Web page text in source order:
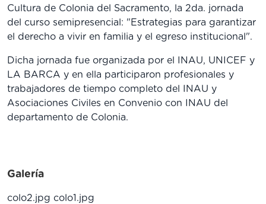
Cultura de Colonia del Sacramento, la 2da. jornada
del curso semipresencial: "Estrategias para garantizar
el derecho a vivir en familia y el egreso institucional".
Dicha jornada fue organizada por el INAU, UNICEF y
LA BARCA y en ella participaron profesionales y
trabajadores de tiempo completo del INAU y
Asociaciones Civiles en Convenio con INAU del
departamento de Colonia.
Galería
colo2.jpg colo1.jpg